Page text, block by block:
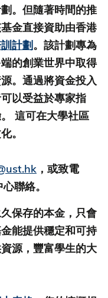
。但隨著時間的推
金直接資助由香港
計劃。該計劃專為
的創業世界中取得
。通過將資金投入
以受益於專家指
這可在大學社區
。
，或致電
聯絡。
保存的本金，只會
能提供穩定和可持
源，豐富學生的大